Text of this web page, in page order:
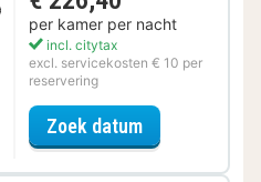
per kamer per nacht
incl. citytax
excl. servicekosten € 10 per
reservering
Zoek datumvoor Parkeer